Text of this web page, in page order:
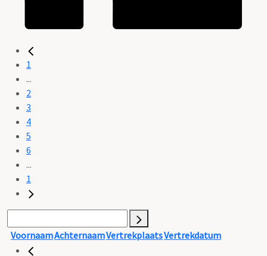
1
...
2
3
4
5
6
...
1
VoornaamAchternaamVertrekplaatsVertrekdatum